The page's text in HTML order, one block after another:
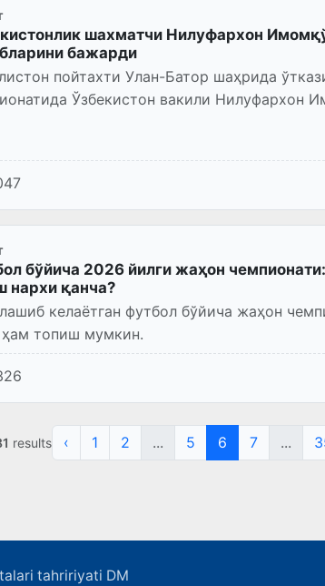
шахматчи Нилуфархон
бажарди
пойтахти Улан-Батор шаҳрида
Ўзбекистон вакили Нилуфархон
бўйича 2026 йилги жаҳон
нархи қанча?
келаётган футбол бўйича жаҳон
ҳам топиш мумкин.
results ‹ 1 2 ... 5 6 7 ...
tahririyati DM